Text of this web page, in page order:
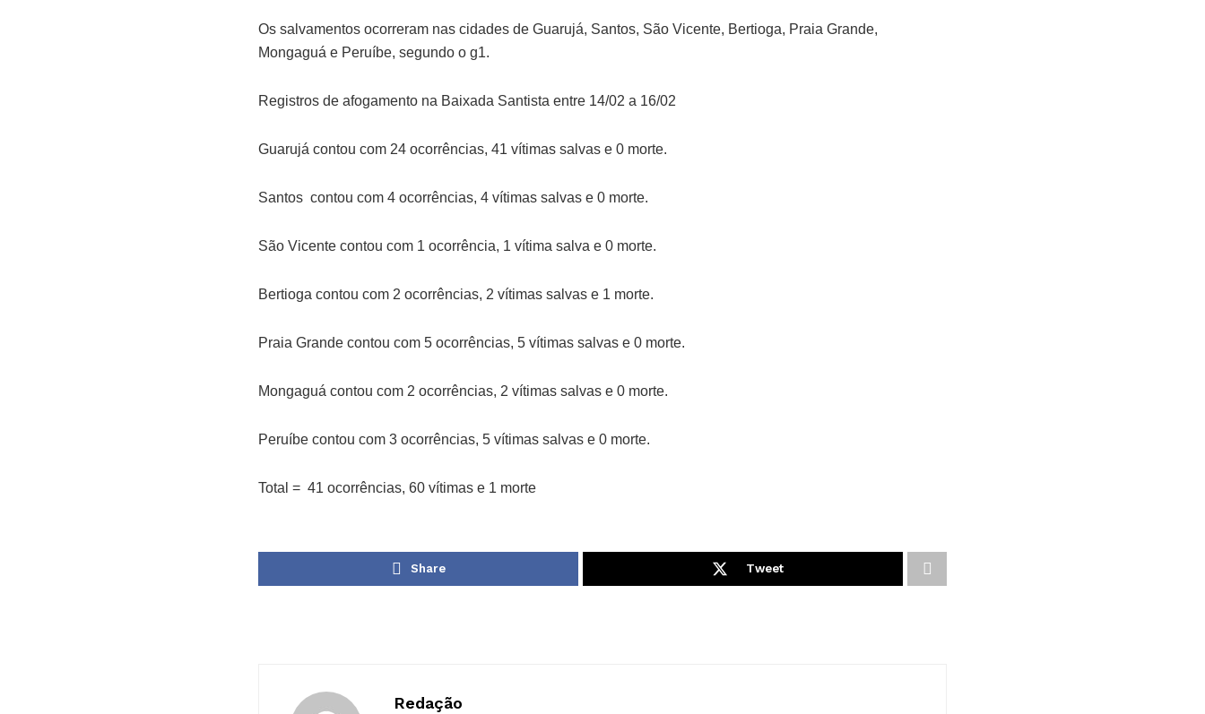
Os salvamentos ocorreram nas cidades de Guarujá, Santos, São Vicente, Bertioga, Praia Grande,
Mongaguá e Peruíbe, segundo o g1.
Registros de afogamento na Baixada Santista entre 14/02 a 16/02
Guarujá contou com 24 ocorrências, 41 vítimas salvas e 0 morte.
Santos contou com 4 ocorrências, 4 vítimas salvas e 0 morte.
São Vicente contou com 1 ocorrência, 1 vítima salva e 0 morte.
Bertioga contou com 2 ocorrências, 2 vítimas salvas e 1 morte.
Praia Grande contou com 5 ocorrências, 5 vítimas salvas e 0 morte.
Mongaguá contou com 2 ocorrências, 2 vítimas salvas e 0 morte.
Peruíbe contou com 3 ocorrências, 5 vítimas salvas e 0 morte.
Total = 41 ocorrências, 60 vítimas e 1 morte
Share Tweet
Redação